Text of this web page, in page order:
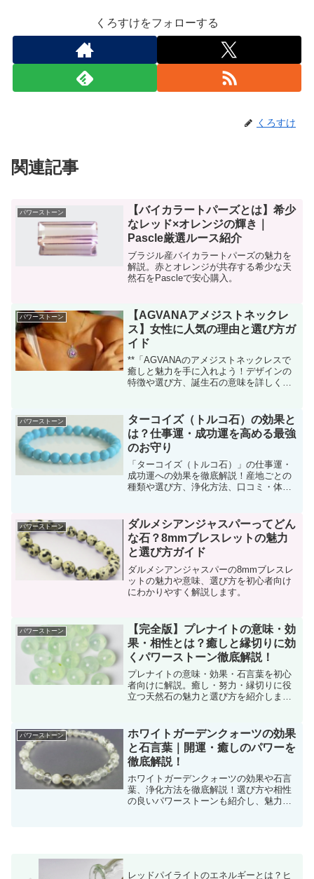
くろすけをフォローする
くろすけ
関連記事
パワーストーン
【バイカラートパーズとは】希少
なレッド×オレンジの輝き｜
Pascle厳選ルース紹介
ブラジル産バイカラートパーズの魅力を
解説。赤とオレンジが共存する希少な天
然石をPascleで安心購入。
パワーストーン
【AGVANAアメジストネックレ
ス】女性に人気の理由と選び方ガ
イド
**「AGVANAのアメジストネックレスで
癒しと魅力を手に入れよう！デザインの
特徴や選び方、誕生石の意味を詳しく解
パワーストーン
ターコイズ（トルコ石）の効果と
は？仕事運・成功運を高める最強
のお守り
「ターコイズ（トルコ石）」の仕事運・
成功運への効果を徹底解説！産地ごとの
種類や選び方、浄化方法、口コミ・体験
パワーストーン
ダルメシアンジャスパーってどん
な石？8mmブレスレットの魅力
と選び方ガイド
ダルメシアンジャスパーの8mmブレスレ
ットの魅力や意味、選び方を初心者向け
にわかりやすく解説します。
パワーストーン
【完全版】プレナイトの意味・効
果・相性とは？癒しと縁切りに効
くパワーストーン徹底解説！
プレナイトの意味・効果・石言葉を初心
者向けに解説。癒し・努力・縁切りに役
立つ天然石の魅力と選び方を紹介しま
パワーストーン
ホワイトガーデンクォーツの効果
と石言葉｜開運・癒しのパワーを
徹底解説！
ホワイトガーデンクォーツの効果や石言
葉、浄化方法を徹底解説！選び方や相性
の良いパワーストーンも紹介し、魅力を
レッドパイライトのエネルギーとは？ヒ